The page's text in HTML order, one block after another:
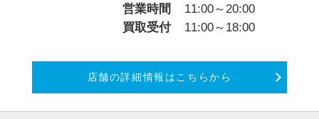
営業時間
11:00～20:00
買取受付
11:00～18:00
店舗の詳細情報はこちらから